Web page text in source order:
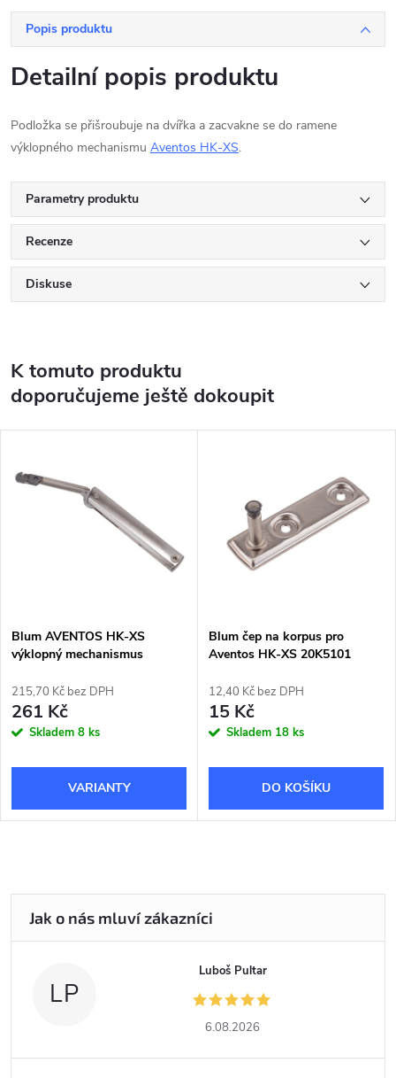
Popis produktu
Detailní popis produktu
Podložka se přišroubuje na dvířka a zacvakne se do ramene
výklopného mechanismu Aventos HK-XS.
Parametry produktu
Recenze
Diskuse
K tomuto produktu
doporučujeme ještě dokoupit
Blum AVENTOS HK-XS
výklopný mechanismus
215,70 Kč bez DPH
261 Kč
Skladem 8 ks
Blum čep na korpus pro
Aventos HK-XS 20K5101
12,40 Kč bez DPH
15 Kč
Skladem 18 ks
DO KOŠÍKU
LP
Luboš Pultar
6.08.2026